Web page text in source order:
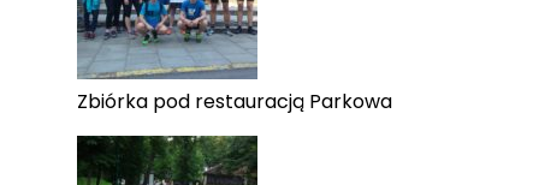
Zbiórka pod restauracją Parkowa